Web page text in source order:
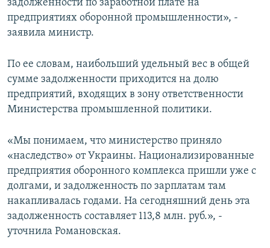
задолженности по заработной плате на
предприятиях оборонной промышленности», -
заявила министр.
По ее словам, наибольший удельный вес в общей
сумме задолженности приходится на долю
предприятий, входящих в зону ответственности
Министерства промышленной политики.
«Мы понимаем, что министерство приняло
«наследство» от Украины. Национализированные
предприятия оборонного комплекса пришли уже с
долгами, и задолженность по зарплатам там
накапливалась годами. На сегодняшний день эта
задолженность составляет 113,8 млн. руб.», -
уточнила Романовская.